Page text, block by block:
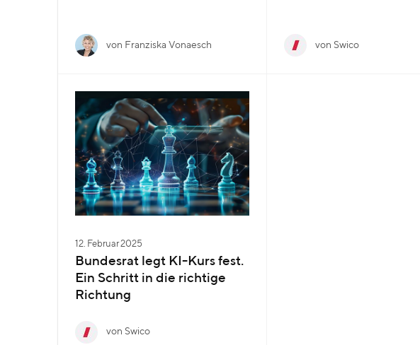
von Franziska Vonaesch von Swico
12. Februar 2025
Bundesrat legt KI-Kurs fest.
Ein Schritt in die richtige
Richtung
von Swico